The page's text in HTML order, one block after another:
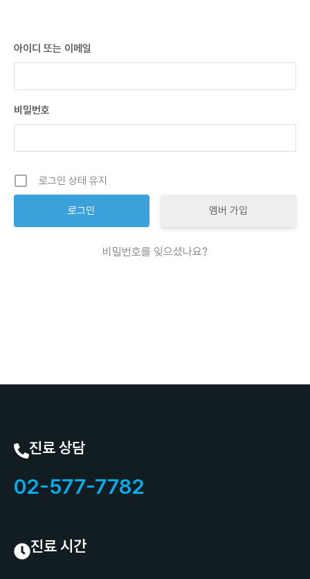
아이디 또는 이메일
비밀번호
로그인 상태 유지
멤버 가입
비밀번호를 잊으셨나요?
진료 상담
02-577-7782
진료 시간